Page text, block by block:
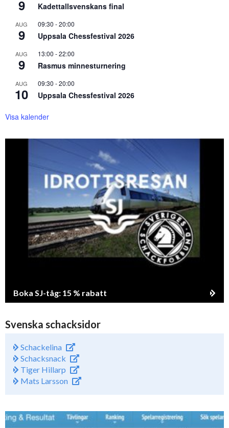
9 Kadettallsvenskans final
AUG
9
09:30 -20:00
Uppsala Chessfestival 2026
AUG
9
13:00 -22:00
Rasmus minnesturnering
AUG
10
09:30 -20:00
Uppsala Chessfestival 2026
Visa kalender
Boka SJ-tåg: 15 % rabatt
Svenska schacksidor
Schackelina
Schacksnack
Tiger Hillarp
Mats Larsson